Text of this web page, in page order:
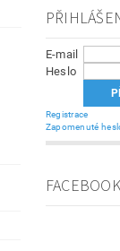
E-mail
Heslo
Registrace
Zapomenuté
FACEBOOK